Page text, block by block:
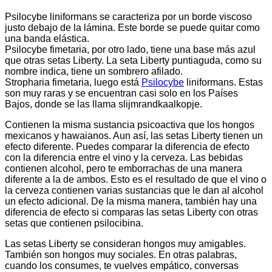
Psilocybe liniformans se caracteriza por un borde viscoso
justo debajo de la lámina. Este borde se puede quitar como
una banda elástica.
Psilocybe fimetaria, por otro lado, tiene una base más azul
que otras setas Liberty. La seta Liberty puntiaguda, como su
nombre indica, tiene un sombrero afilado.
Stropharia fimetaria, luego está Psilocybe liniformans. Estas
son muy raras y se encuentran casi solo en los Países
Bajos, donde se las llama slijmrandkaalkopje.
Contienen la misma sustancia psicoactiva que los hongos
mexicanos y hawaianos. Aun así, las setas Liberty tienen un
efecto diferente. Puedes comparar la diferencia de efecto
con la diferencia entre el vino y la cerveza. Las bebidas
contienen alcohol, pero te emborrachas de una manera
diferente a la de ambos. Esto es el resultado de que el vino o
la cerveza contienen varias sustancias que le dan al alcohol
un efecto adicional. De la misma manera, también hay una
diferencia de efecto si comparas las setas Liberty con otras
setas que contienen psilocibina.
Las setas Liberty se consideran hongos muy amigables.
También son hongos muy sociales. En otras palabras,
cuando los consumes, te vuelves empático, conversas